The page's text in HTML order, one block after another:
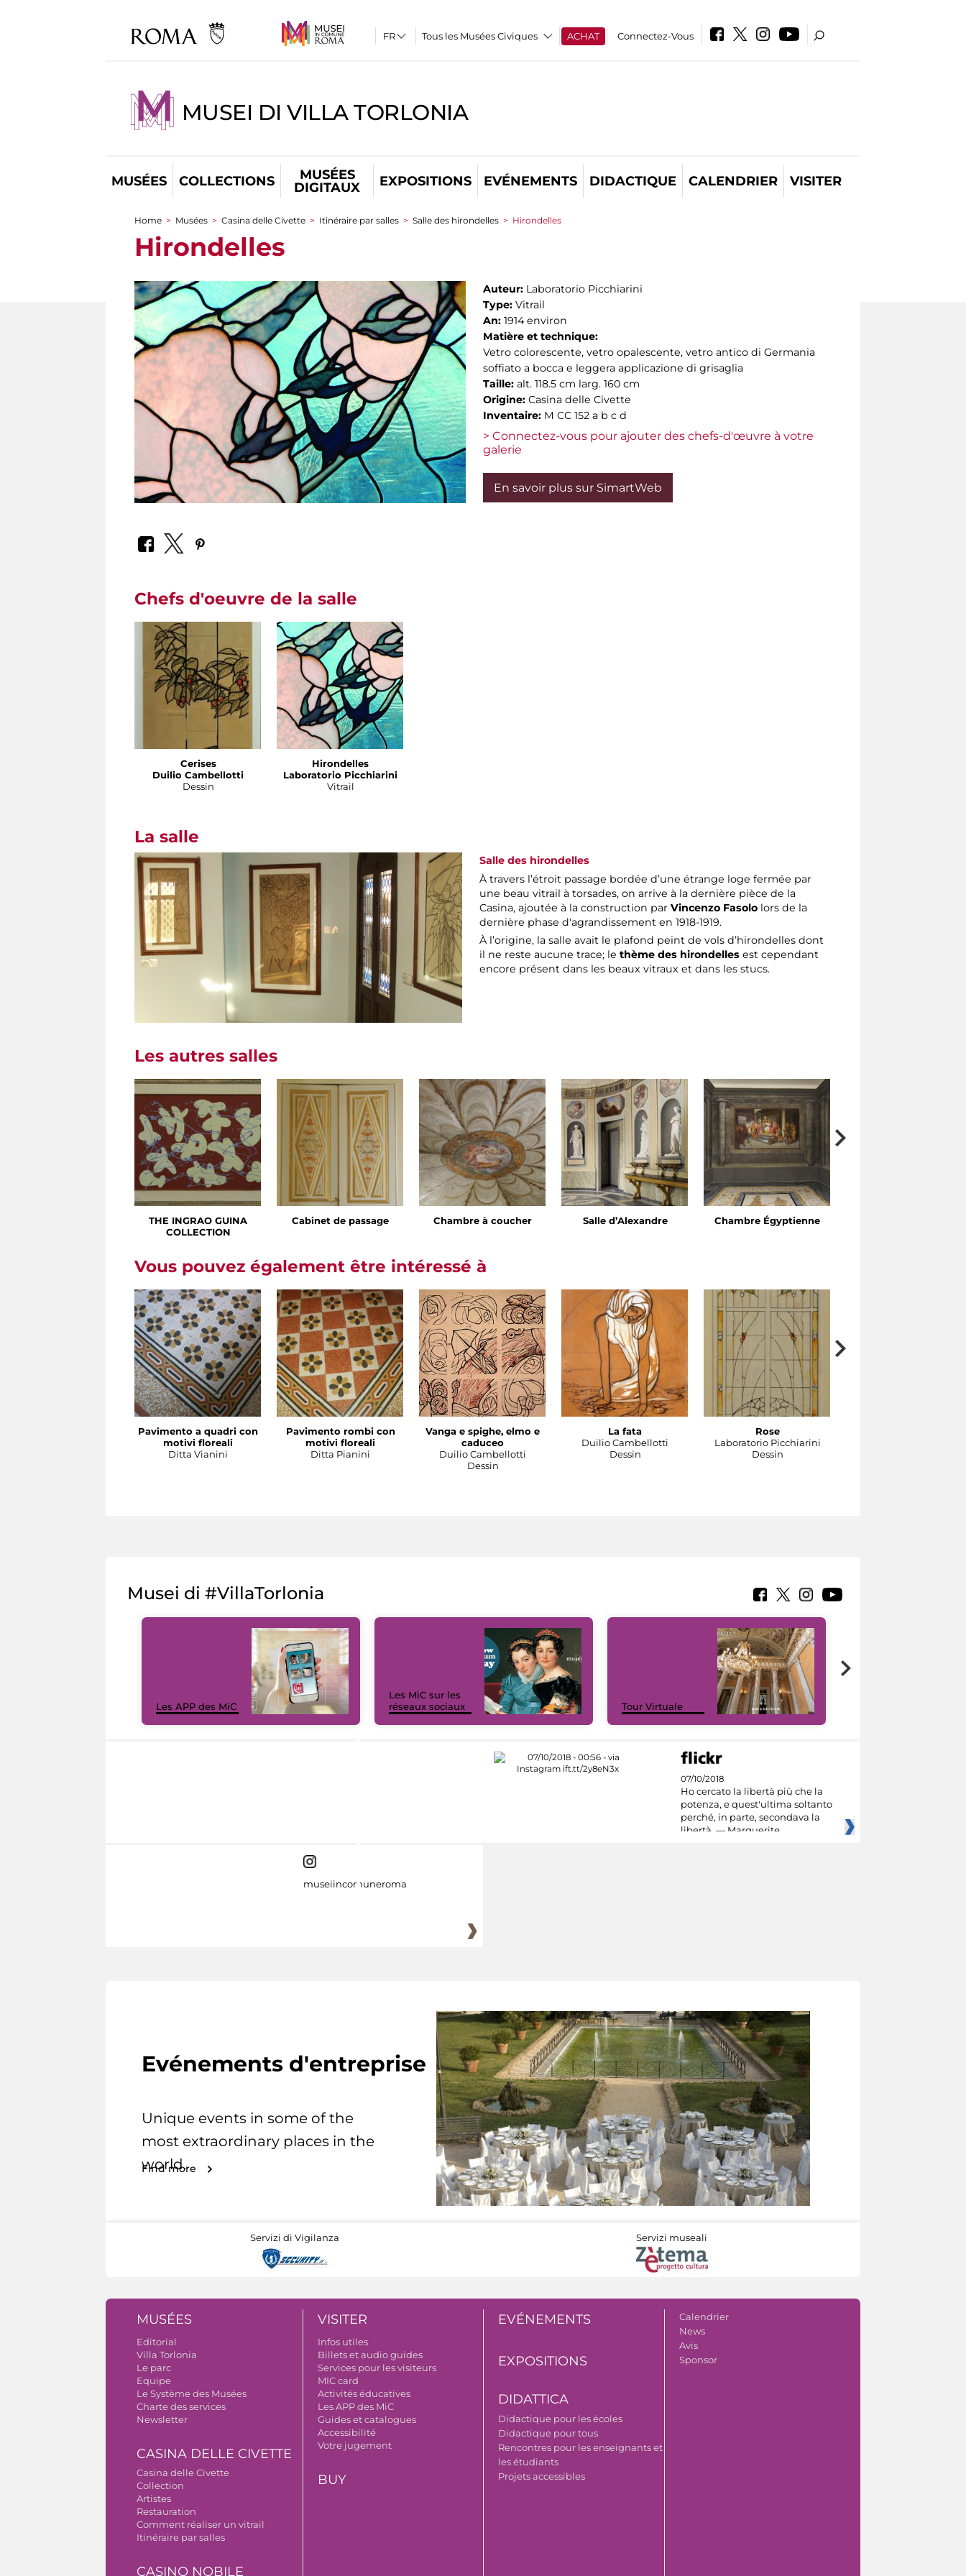
Tous les Musées Civiques ACHAT Connectez-Vous
MUSEI DI VILLA TORLONIA
MUSÉES COLLECTIONS
MUSÉES
DIGITAUX
EXPOSITIONS EVÉNEMENTS DIDACTIQUE CALENDRIER VISITER
You are here
Home > Musées > Casina delle Civette > Itinéraire par salles > Salle des hirondelles > Hirondelles
Hirondelles
Auteur: Laboratorio Picchiarini
Type: Vitrail
An: 1914 environ
Matière et technique:
Vetro colorescente, vetro opalescente, vetro antico di Germania
soffiato a bocca e leggera applicazione di grisaglia
Taille: alt. 118.5 cm larg. 160 cm
Origine: Casina delle Civette
Inventaire: M CC 152 a b c d
> Connectez-vous pour ajouter des chefs-d'œuvre à votre
galerie
En savoir plus sur SimartWeb
Chefs d'oeuvre de la salle
Cerises
Duilio Cambellotti
Dessin
Hirondelles
Laboratorio Picchiarini
Vitrail
La salle
Salle des hirondelles
À travers l’étroit passage bordée d’une étrange loge fermée par
une beau vitrail à torsades, on arrive à la dernière pièce de la
Casina, ajoutée à la construction parVincenzo Fasolo lors de la
dernière phase d'agrandissement en 1918-1919.
À l’origine, la salle avait le plafond peint de vols d’hirondelles dont
il ne reste aucune trace; lethème des hirondelles est cependant
encore présent dans les beaux vitraux et dans les stucs.
Les autres salles
THE INGRAO GUINA
COLLECTION
Cabinet de passage Chambre à coucher Salle d’Alexandre Chambre Égyptienne
Vous pouvez également être intéressé à
Pavimento a quadri con
motivi floreali
Ditta Vianini
Pavimento rombi con
motivi floreali
Ditta Pianini
Vanga e spighe, elmo e
caduceo
Duilio Cambellotti
Dessin
La fata
Duilio Cambellotti
Dessin
Rose
Laboratorio Picchiarini
Dessin
Musei di #VillaTorlonia
Les APP des MiC
Les MiC sur les
réseaux sociaux
Tour Virtuale
07/10/2018
Ho cercato la libertà più che la
potenza, e quest'ultima soltanto
perché, in parte, secondava la
libertà. — Marguerite
museiincomuneroma
Evénements d'entreprise
Unique events in some of the
most extraordinary places in the
world.
Find more
Servizi di Vigilanza Servizi museali
MUSÉES
Editorial
Villa Torlonia
Le parc
Equipe
Le Système des Musées
Charte des services
Newsletter
CASINA DELLE CIVETTE
Casina delle Civette
Collection
Artistes
Restauration
Comment réaliser un vitrail
Itinéraire par salles
CASINO NOBILE
VISITER
Infos utiles
Billets et audio guides
Services pour les visiteurs
MIC card
Activités éducatives
Les APP des MiC
Guides et catalogues
Accessibilité
Votre jugement
BUY
EVÉNEMENTS
EXPOSITIONS
DIDATTICA
Didactique pour les écoles
Didactique pour tous
Rencontres pour les enseignants et
les étudiants
Projets accessibles
Calendrier
News
Avis
Sponsor